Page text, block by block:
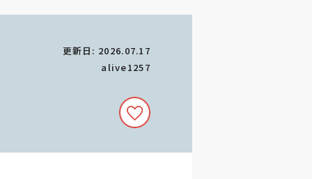
更新日: 2026.07.17
alive1257